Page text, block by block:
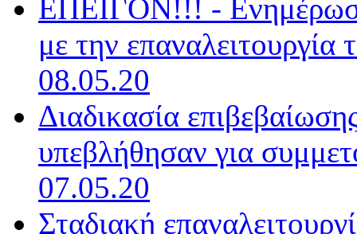
ΕΠΕΙΓΟΝ!!! -
με την
08.05.20
Διαδικασία
υπεβλήθησαν για
07.05.20
Σταδιακή